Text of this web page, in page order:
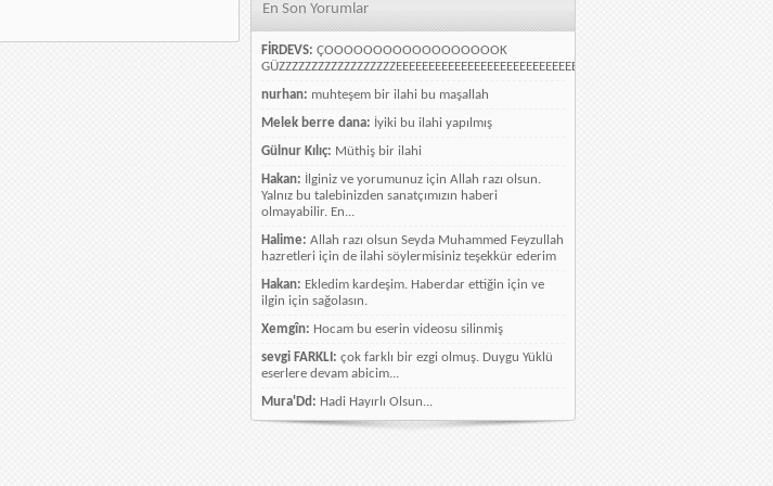
En Son Yorumlar
FİRDEVS: ÇOOOOOOOOOOOOOOOOOOK
GÜZZZZZZZZZZZZZZZZZZEEEEEEEEEEEEEEEEEEEEEEEEEEEEELLLLLLLLLLLLLLLLLLLLLLLL
nurhan: muhteşem bir ilahi bu maşallah
Melek berre dana: İyiki bu ilahi yapılmış
Gülnur Kılıç: Müthiş bir ilahi
Hakan: İlginiz ve yorumunuz için Allah razı olsun.
Yalnız bu talebinizden sanatçımızın haberi
olmayabilir. En...
Halime: Allah razı olsun Seyda Muhammed Feyzullah
hazretleri için de ilahi söylermisiniz teşekkür ederim
Hakan: Ekledim kardeşim. Haberdar ettiğin için ve
ilgin için sağolasın.
Xemgîn: Hocam bu eserin videosu silinmiş
sevgi FARKLI: çok farklı bir ezgi olmuş. Duygu Yüklü
eserlere devam abicim...
Mura'Dd: Hadi Hayırlı Olsun...